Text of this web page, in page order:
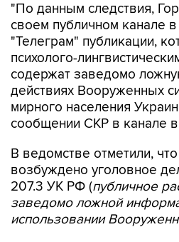
"По данным следствия,
своем публичном канале
"Телеграм" публикации,
психолого-
содержат заведомо
действиях Вооруженных
мирного населения
сообщении СКР в канале в
В ведомстве отметили,
возбуждено уголовное
207.3 УК РФ (публичное
заведомо ложной
использовании